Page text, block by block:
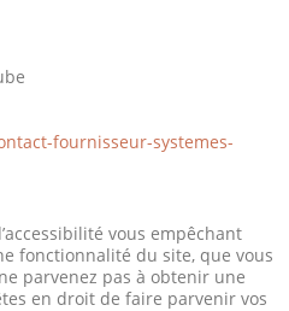
fournisseur-systemes-
vous empêchant
fonctionnalité du site, que vous
parvenez pas à obtenir une
en droit de faire parvenir vos